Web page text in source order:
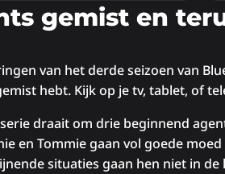
gemist en
van het derde seizoen van
hebt. Kijk op je tv, tablet, of
draait om drie beginnend
en Tommie gaan vol goede
situaties gaan hen niet in